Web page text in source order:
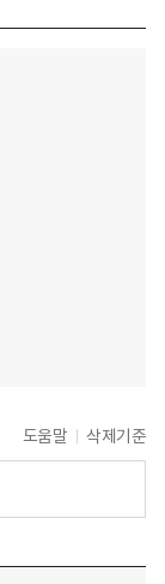
도움말 삭제기준